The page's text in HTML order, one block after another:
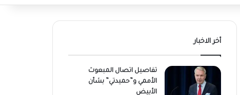
أخر الاخبار
تفاصيل اتصال المبعوث
الأممي و”حميدتي” بشأن
الأبيض